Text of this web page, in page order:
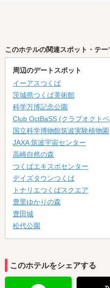
このホテルの関連スポット・テー
周辺のデートスポット
イーアスつくば
茨城県つくば美術館
科学万博記念公園
Club OctBaSS (クラブオクト
国立科学博物館筑波実験植物園
JAXA 筑波宇宙センター
高崎自然の森
つくばエキスポセンター
デイズタウンつくば
トナリエつくばスクエア
豊里ゆかりの森
豊田城
松代公園
このホテルをシェアする